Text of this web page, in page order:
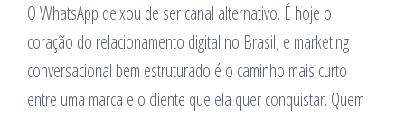
O WhatsApp deixou de ser canal alternativo. É hoje o
coração do relacionamento digital no Brasil, e marketing
conversacional bem estruturado é o caminho mais curto
entre uma marca e o cliente que ela quer conquistar. Quem